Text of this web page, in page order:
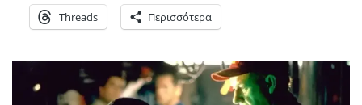
Threads Περισσότερα